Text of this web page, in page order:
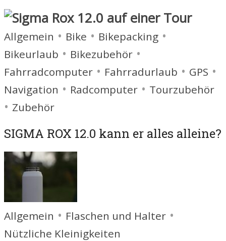
Allgemein • Bike • Bikepacking •
Bikeurlaub • Bikezubehör •
Fahrradcomputer • Fahrradurlaub • GPS •
Navigation • Radcomputer • Tourzubehör
• Zubehör
SIGMA ROX 12.0 kann er alles alleine?
Allgemein • Flaschen und Halter •
Nützliche Kleinigkeiten